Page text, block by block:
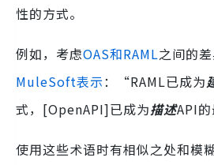
性的方式。
例如，考虑OAS和RAML之间的
MuleSoft表示：“RAML已成为
式，[OpenAPI]已成为描述API
使用这些术语时有相似之处和模